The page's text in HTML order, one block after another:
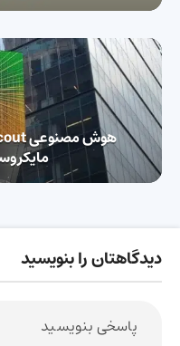
دیدگاهتان را بنویسید